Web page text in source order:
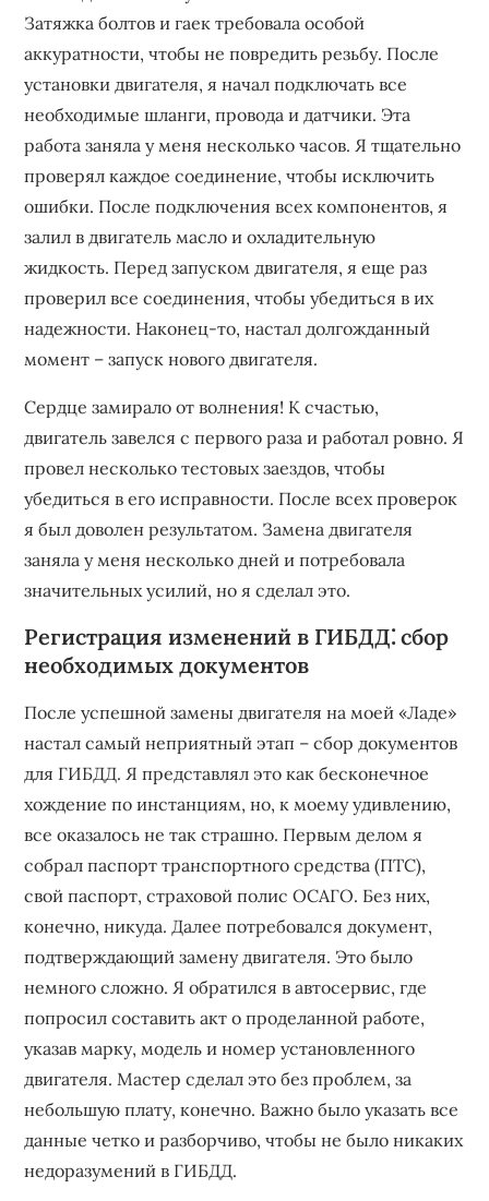
Затяжка болтов и гаек требовала особой
аккуратности, чтобы не повредить резьбу. После
установки двигателя, я начал подключать все
необходимые шланги, провода и датчики. Эта
работа заняла у меня несколько часов. Я тщательно
проверял каждое соединение, чтобы исключить
ошибки. После подключения всех компонентов, я
залил в двигатель масло и охладительную
жидкость. Перед запуском двигателя, я еще раз
проверил все соединения, чтобы убедиться в их
надежности. Наконец-то, настал долгожданный
момент – запуск нового двигателя.
Сердце замирало от волнения! К счастью,
двигатель завелся с первого раза и работал ровно. Я
провел несколько тестовых заездов, чтобы
убедиться в его исправности. После всех проверок
я был доволен результатом. Замена двигателя
заняла у меня несколько дней и потребовала
значительных усилий, но я сделал это.
Регистрация изменений в ГИБДД⁚ сбор
необходимых документов
После успешной замены двигателя на моей «Ладе»
настал самый неприятный этап – сбор документов
для ГИБДД. Я представлял это как бесконечное
хождение по инстанциям, но, к моему удивлению,
все оказалось не так страшно. Первым делом я
собрал паспорт транспортного средства (ПТС),
свой паспорт, страховой полис ОСАГО. Без них,
конечно, никуда. Далее потребовался документ,
подтверждающий замену двигателя. Это было
немного сложно. Я обратился в автосервис, где
попросил составить акт о проделанной работе,
указав марку, модель и номер установленного
двигателя. Мастер сделал это без проблем, за
небольшую плату, конечно. Важно было указать все
данные четко и разборчиво, чтобы не было никаких
недоразумений в ГИБДД.